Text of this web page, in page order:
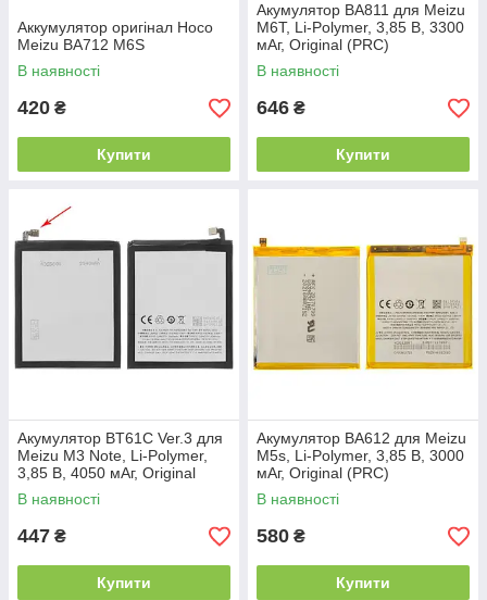
Аккумулятор оригінал Hoco
Meizu BA712 M6S
В наявності
420 ₴
Купити
Акумулятор BA811 для Meizu
M6T, Li-Polymer, 3,85 B, 3300
мАг, Original (PRC)
В наявності
646 ₴
Купити
Акумулятор BT61C Ver.3 для
Meizu M3 Note, Li-Polymer,
3,85 B, 4050 мАг, Original
(PRC), L681H
В наявності
447 ₴
Купити
Акумулятор BA612 для Meizu
M5s, Li-Polymer, 3,85 B, 3000
мАг, Original (PRC)
В наявності
580 ₴
Купити